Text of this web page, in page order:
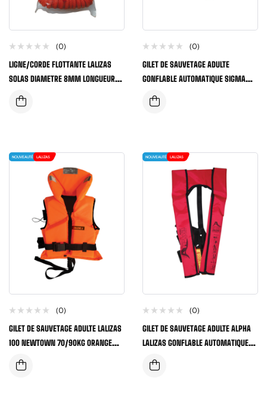
(0)
LIGNE/CORDE FLOTTANTE LALIZAS
SOLAS DIAMETRE 8MM LONGUEUR
30 METRES
(0)
GILET DE SAUVETAGE ADULTE
GONFLABLE AUTOMATIQUE SIGMA
LALIZAS 170 NEWTOWN
NOUVEAUTÉ LALIZAS
(0)
GILET DE SAUVETAGE ADULTE LALIZAS
100 NEWTOWN 70/90KG ORANGE
FLUO
NOUVEAUTÉ LALIZAS
(0)
GILET DE SAUVETAGE ADULTE ALPHA
LALIZAS GONFLABLE AUTOMATIQUE
170 NEWTONS